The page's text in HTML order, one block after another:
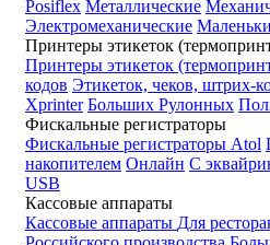
Posiflex Металлические
Электромеханические
Принтеры этикеток
Принтеры этикеток
кодов Этикеток, чеков, штрих-
Xprinter Больших Рулонных
Фискальные регистраторы
Фискальные регистраторы Atol
накопителем Онлайн С
USB
Кассовые аппараты
Кассовые аппараты Для